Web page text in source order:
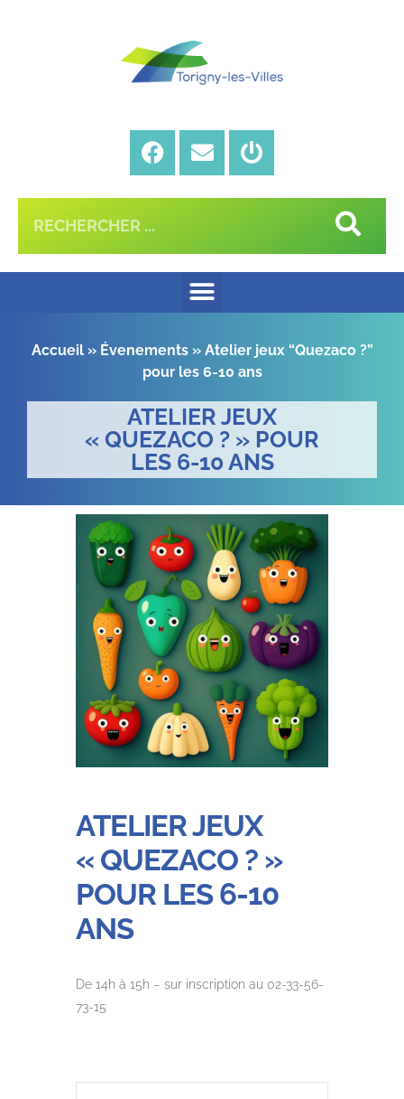
Accueil» Évenements» Atelier jeux “Quezaco ?”
pour les 6-10 ans
ATELIER JEUX
« QUEZACO ? » POUR
LES 6-10 ANS
ATELIER JEUX
« QUEZACO ? »
POUR LES 6-10
ANS
De 14h à 15h – sur inscription au 02-33-56-
73-15